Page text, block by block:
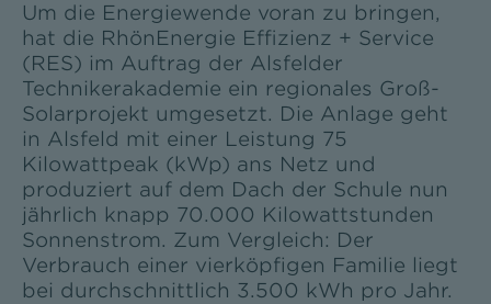
Um die Energiewende voran zu bringen,
hat die RhönEnergie Effizienz + Service
(RES) im Auftrag der Alsfelder
Technikerakademie ein regionales Groß-
Solarprojekt umgesetzt. Die Anlage geht
in Alsfeld mit einer Leistung 75
Kilowattpeak (kWp) ans Netz und
produziert auf dem Dach der Schule nun
jährlich knapp 70.000 Kilowattstunden
Sonnenstrom. Zum Vergleich: Der
Verbrauch einer vierköpfigen Familie liegt
bei durchschnittlich 3.500 kWh pro Jahr.